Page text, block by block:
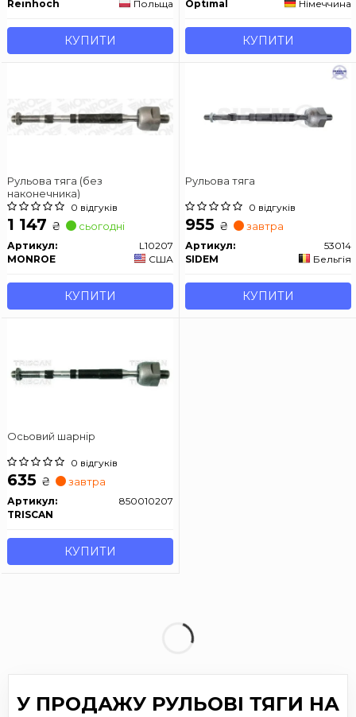
Reinhoch Польща
КУПИТИ
Optimal Німеччина
КУПИТИ
Рульова тяга (без
наконечника)
0 відгуків
1 147 ₴ сьогодні
Артикул:
L10207
MONROE
США
КУПИТИ
Рульова тяга
0 відгуків
955 ₴ завтра
Артикул:
53014
SIDEM
Бельгія
КУПИТИ
Осьовий шарнір
0 відгуків
635 ₴ завтра
Артикул:
850010207
TRISCAN
КУПИТИ
У ПРОДАЖУ РУЛЬОВІ ТЯГИ НА